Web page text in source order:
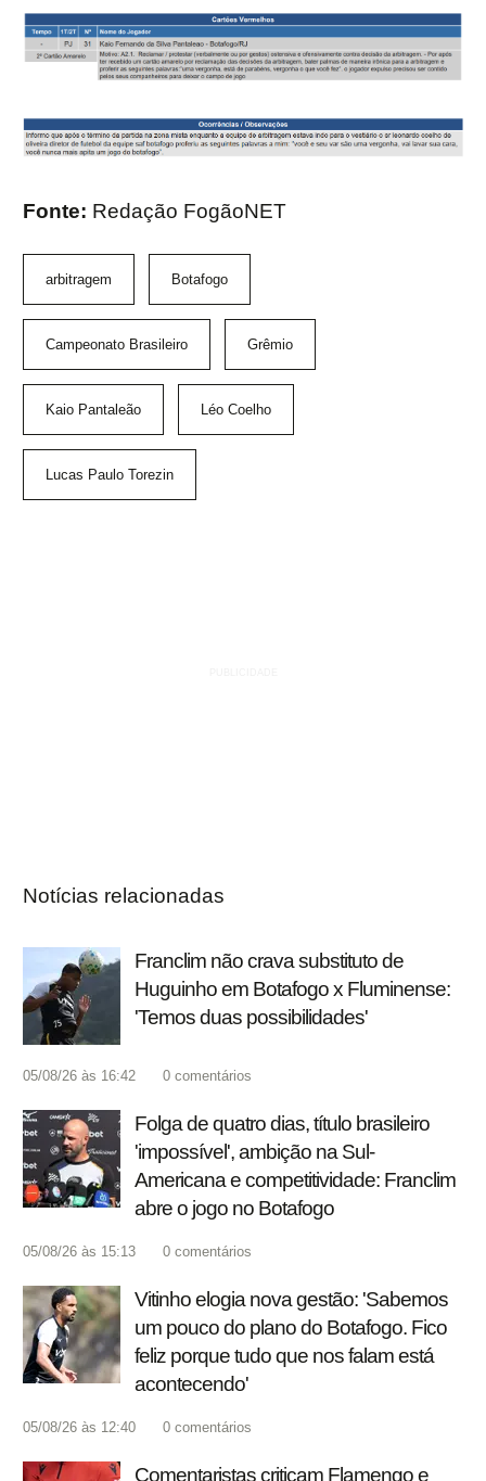
Fonte: Redação FogãoNET
arbitragem Botafogo
Campeonato Brasileiro Grêmio
Kaio Pantaleão Léo Coelho
Lucas Paulo Torezin
Notícias relacionadas
Franclim não crava substituto de
Huguinho em Botafogo x Fluminense:
'Temos duas possibilidades'
05/08/26 às 16:42 0 comentários
Folga de quatro dias, título brasileiro
'impossível', ambição na Sul-
Americana e competitividade: Franclim
abre o jogo no Botafogo
05/08/26 às 15:13 0 comentários
Vitinho elogia nova gestão: 'Sabemos
um pouco do plano do Botafogo. Fico
feliz porque tudo que nos falam está
acontecendo'
05/08/26 às 12:40 0 comentários
Comentaristas criticam Flamengo e